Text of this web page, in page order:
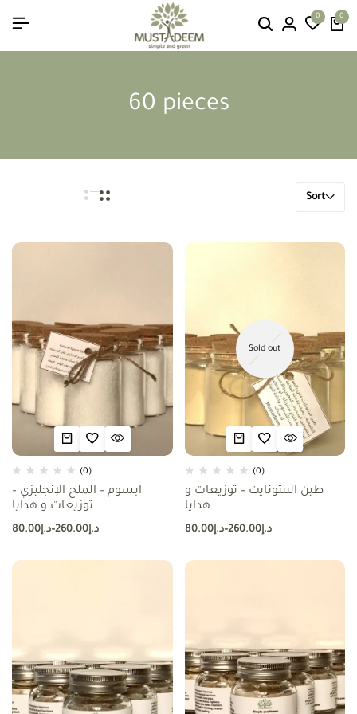
0 0
60 pieces
Sort
(0)
ابسوم – الملح الإنجليزي –
توزيعات و هدايا
د.إ80.00 – د.إ260.00
Sold out
(0)
طين البنتونايت – توزيعات و
هدايا
د.إ80.00 – د.إ260.00